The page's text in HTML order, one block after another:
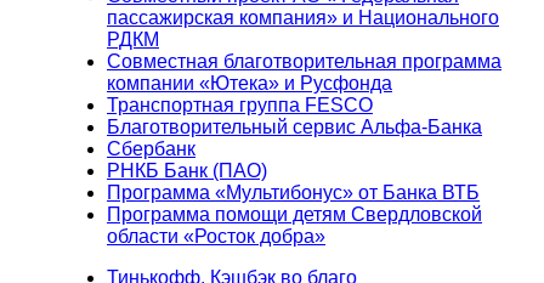
пассажирская компания» и Национального
РДКМ
Совместная благотворительная программа
компании «Ютека» и Русфонда
Транспортная группа FESCO
Благотворительный сервис Альфа-Банка
Сбербанк
РНКБ Банк (ПАО)
Программа «Мультибонус» от Банка ВТБ
Программа помощи детям Свердловской
области «Росток добра»
Тинькофф. Кэшбэк во благо